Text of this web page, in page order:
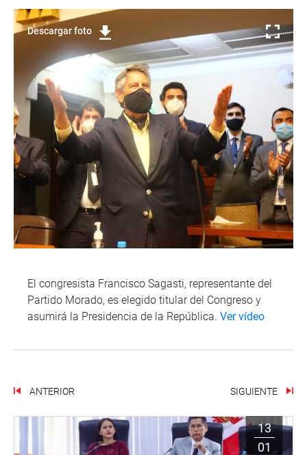
Descargar foto
El congresista Francisco Sagasti, representante del
Partido Morado, es elegido titular del Congreso y
asumirá la Presidencia de la República. Ver vídeo
ANTERIOR SIGUIENTE
13
01